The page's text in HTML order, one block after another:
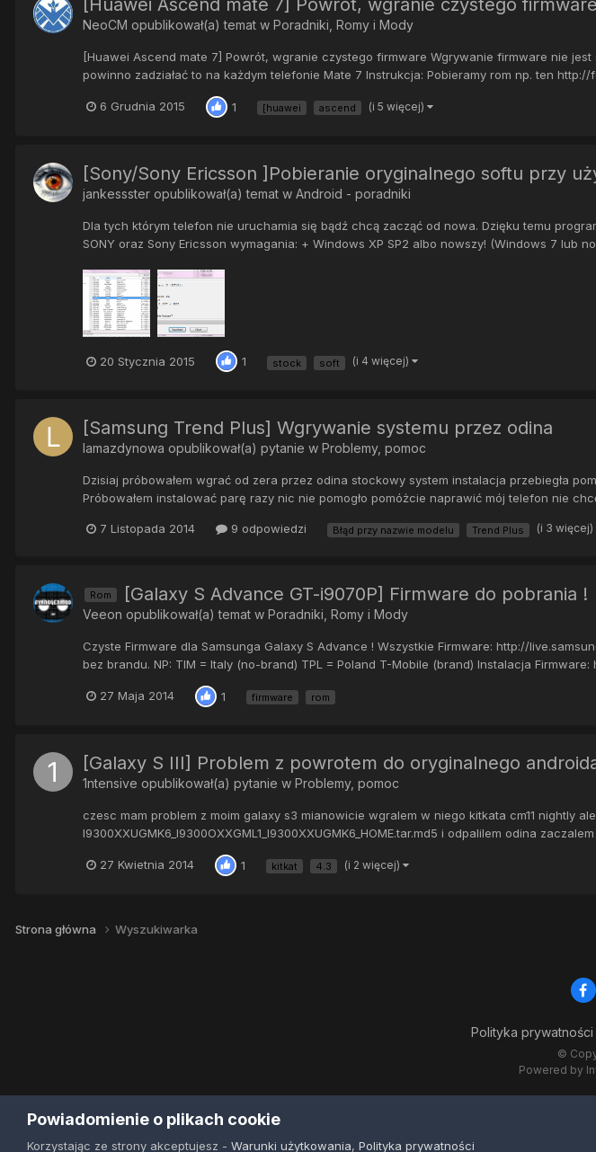
NeoCM opublikował(a) temat w Poradniki, Romy i Mody
[Huawei Ascend mate 7] Powrót, wgranie czystego firmware Wgrywanie firmware nie
powinno zadziałać to na każdym telefonie Mate 7 Instrukcja: Pobieramy rom np. ten http://
6 Grudnia 2015 1 [huawei ascend (i 5 więcej)
[Sony/Sony Ericsson ]Pobieranie oryginalnego softu przy
jankessster opublikował(a) temat w Android - poradniki
Dla tych którym telefon nie uruchamia się bądź chcą zacząć od nowa. Dzięku temu
SONY oraz Sony Ericsson wymagania: + Windows XP SP2 albo nowszy! (Windows 7 lub
20 Stycznia 2015 1 stock soft (i 4 więcej)
[Samsung Trend Plus] Wgrywanie systemu przez odina
lamazdynowa opublikował(a) pytanie w Problemy, pomoc
Dzisiaj próbowałem wgrać od zera przez odina stockowy system instalacja przebiegła
Próbowałem instalować parę razy nic nie pomogło pomóżcie naprawić mój telefon nie
7 Listopada 2014 9 odpowiedzi Błąd przy nazwie modelu Trend Plus (i 3 więcej)
Rom [Galaxy S Advance GT-i9070P] Firmware do pobrania !
Veeon opublikował(a) temat w Poradniki, Romy i Mody
Czyste Firmware dla Samsunga Galaxy S Advance ! Wszystkie Firmware: http://
bez brandu. NP: TIM = Italy (no-brand) TPL = Poland T-Mobile (brand) Instalacja Firmware:
27 Maja 2014 1 firmware rom
[Galaxy S III] Problem z powrotem do oryginalnego
1ntensive opublikował(a) pytanie w Problemy, pomoc
czesc mam problem z moim galaxy s3 mianowicie wgralem w niego kitkata cm11 nightly
I9300XXUGMK6_I9300OXXGML1_I9300XXUGMK6_HOME.tar.md5 i odpalilem odina
27 Kwietnia 2014 1 kitkat 4.3 (i 2 więcej)
Strona główna Wyszukiwarka
Polityka prywatności
©
Powered by
Powiadomienie o plikach cookie
Korzystając ze strony akceptujesz - Warunki użytkowania, Polityka prywatności